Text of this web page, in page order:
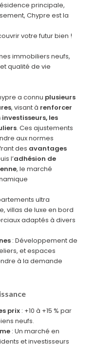
principale,
Chypre est la
votre futur bien !
immobiliers neufs,
qualité de vie
a connu plusieurs
, visant à renforcer
les
. Ces ajustements
aux normes
des avantages
l’adhésion de
, le marché
ultra
villas de luxe en bord
adaptés à divers
: Développement de
et espaces
à la demande
prix : +10 à +15 % par
neufs.
: Un marché en
et investisseurs